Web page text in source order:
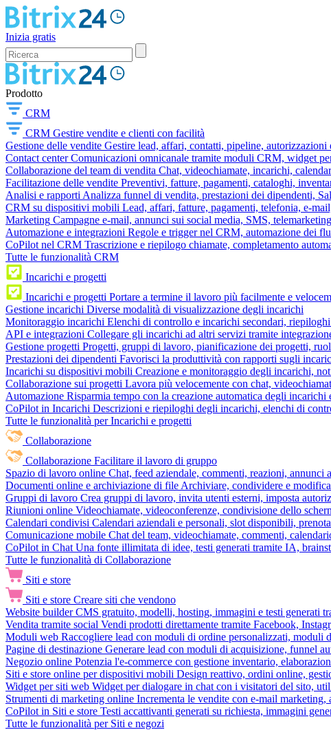
Inizia gratis
Prodotto
CRM
CRM Gestire vendite e clienti con facilità
Gestione delle vendite Gestire lead, affari, contatti, pipeline, autorizzazioni
Contact center Comunicazioni omnicanale tramite moduli CRM, widget
Collaborazione del team di vendita Chat, videochiamate, incarichi,
Facilitazione delle vendite Preventivi, fatture, pagamenti, cataloghi,
Analisi e rapporti Analizza funnel di vendita, prestazioni dei dipendenti,
CRM su dispositivi mobili Lead, affari, fatture, pagamenti, telefonia, e-
Marketing Campagne e-mail, annunci sui social media, SMS,
Automazione e integrazioni Regole e trigger nel CRM, automazione dei
CoPilot nel CRM Trascrizione e riepilogo chiamate, completamento
Tutte le funzionalità CRM
Incarichi e progetti
Incarichi e progetti Portare a termine il lavoro più facilmente e
Gestione incarichi Diverse modalità di visualizzazione degli incarichi
Monitoraggio incarichi Elenchi di controllo e incarichi secondari,
API e integrazioni Collegare gli incarichi ad altri servizi tramite
Gestione progetti Progetti, gruppi di lavoro, pianificazione dei progetti,
Prestazioni dei dipendenti Favorisci la produttività con rapporti sugli
Incarichi su dispositivi mobili Creazione e monitoraggio degli incarichi,
Collaborazione sui progetti Lavora più velocemente con chat,
Automazione Risparmia tempo con la creazione automatica degli
CoPilot in Incarichi Descrizioni e riepiloghi degli incarichi, elenchi di
Tutte le funzionalità per Incarichi e progetti
Collaborazione
Collaborazione Facilitare il lavoro di gruppo
Spazio di lavoro online Chat, feed aziendale, commenti, reazioni, annunci
Documenti online e archiviazione di file Archiviare, condividere e
Gruppi di lavoro Crea gruppi di lavoro, invita utenti esterni, imposta
Riunioni online Videochiamate, videoconferenze, condivisione dello
Calendari condivisi Calendari aziendali e personali, slot disponibili,
Comunicazione mobile Chat del team, videochiamate, commenti,
CoPilot in Chat Una fonte illimitata di idee, testi generati tramite IA,
Tutte le funzionalità di Collaborazione
Siti e store
Siti e store Creare siti che vendono
Website builder CMS gratuito, modelli, hosting, immagini e testi generati
Vendita tramite social Vendi prodotti direttamente tramite Facebook,
Moduli web Raccogliere lead con moduli di ordine personalizzati,
Pagine di destinazione Generare lead con moduli di acquisizione, funnel
Negozio online Potenzia l'e-commerce con gestione inventario,
Siti e store online per dispositivi mobili Design reattivo, ordini online,
Widget per siti web Widget per dialogare in chat con i visitatori del sito,
Strumenti di marketing online Incrementa le vendite con e-mail
CoPilot in Siti e store Testi accattivanti generati su richiesta, immagini
Tutte le funzionalità per Siti e negozi